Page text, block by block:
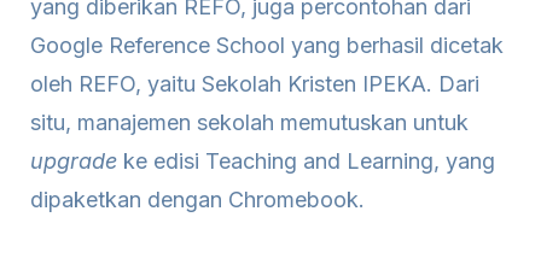
yang diberikan REFO, juga percontohan dari
Google Reference School yang berhasil dicetak
oleh REFO, yaitu Sekolah Kristen IPEKA. Dari
situ, manajemen sekolah memutuskan untuk
upgrade ke edisi Teaching and Learning, yang
dipaketkan dengan Chromebook.